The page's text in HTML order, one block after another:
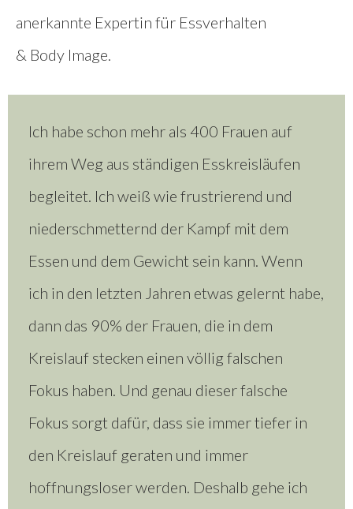
anerkannte Expertin für Essverhalten
& Body Image.
Ich habe schon mehr als 400 Frauen auf
ihrem Weg aus ständigen Esskreisläufen
begleitet. Ich weiß wie frustrierend und
niederschmetternd der Kampf mit dem
Essen und dem Gewicht sein kann. Wenn
ich in den letzten Jahren etwas gelernt habe,
dann das 90% der Frauen, die in dem
Kreislauf stecken einen völlig falschen
Fokus haben. Und genau dieser falsche
Fokus sorgt dafür, dass sie immer tiefer in
den Kreislauf geraten und immer
hoffnungsloser werden. Deshalb gehe ich